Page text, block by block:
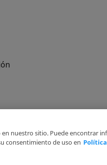
nuestro sitio. Puede encontrar
consentimiento de uso en